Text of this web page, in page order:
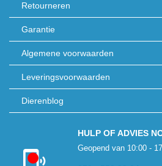
Retourneren
Garantie
Algemene voorwaarden
Leveringsvoorwaarden
Dierenblog
Kon niet
HULP OF ADVIES
Geopend van 10:00 -